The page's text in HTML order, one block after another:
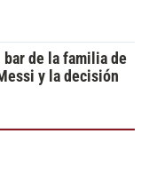
de la familia de
y la decisión